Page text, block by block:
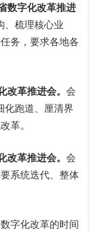
数字化改革推进
、梳理核心业
务，要求各地各
改革推进会。会
化跑道、厘清界
革。
改革推进会。会
系统迭代、整体
字化改革的时间